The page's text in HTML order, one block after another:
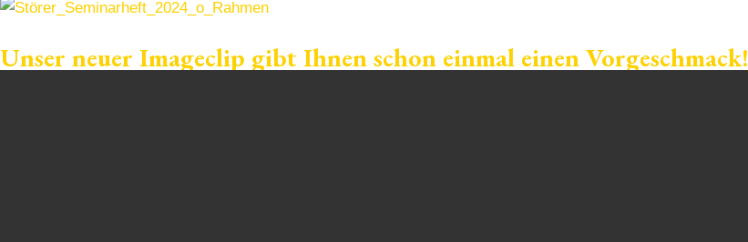
Unser neuer Imageclip gibt Ihnen schon einmal einen Vorgeschmack!